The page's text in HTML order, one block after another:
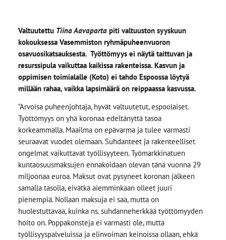
Valtuutettu Tiina Aavapartapiti valtuuston syyskuun
kokouksessa Vasemmiston ryhmäpuheenvuoron
osavuosikatsauksesta. Työttömyys ei näytä taittuvan ja
resurssipula vaikuttaa kaikissa rakenteissa. Kasvun ja
oppimisen toimialalle (Koto) ei tahdo Espoossa löytyä
millään rahaa, vaikka lapsimäärä on reippaassa kasvussa.
”Arvoisa puheenjohtaja, hyvät valtuutetut, espoolaiset.
Työttömyys on yhä koronaa edeltänyttä tasoa
korkeammalla. Maailma on epävarma ja tulee varmasti
seuraavat vuodet olemaan. Suhdanteet ja rakenteelliset
ongelmat vaikuttavat työllisyyteen. Työmarkkinatuen
kuntaosuusmaksujen ennakoidaan olevan tänä vuonna 29
miljoonaa euroa. Maksut ovat pysyneet koronan jälkeen
samalla tasolla, eivätkä aiemminkaan olleet juuri
pienempiä. Nollaan maksuja ei saa, mutta on
huolestuttavaa, kuinka ns. suhdanneherkkää työttömyyden
hoito on. Poppakonsteja ei varmasti ole, mutta
työllisyyspalveluissa ja elinvoiman keinoissa ollaan, ehkä